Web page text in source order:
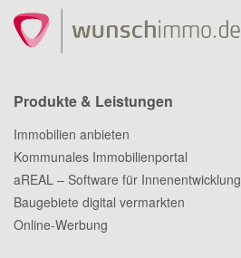
Produkte & Leistungen
Immobilien anbieten
Kommunales Immobilienportal
aREAL – Software für Innenentwicklung
Baugebiete digital vermarkten
Online-Werbung